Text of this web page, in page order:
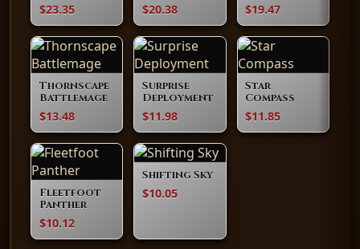
$23.35 $20.38 $19.47
Thornscape
Battlemage
$13.48
Surprise
Deployment
$11.98
Star
Compass
$11.85
Fleetfoot
Panther
$10.12
Shifting Sky
$10.05